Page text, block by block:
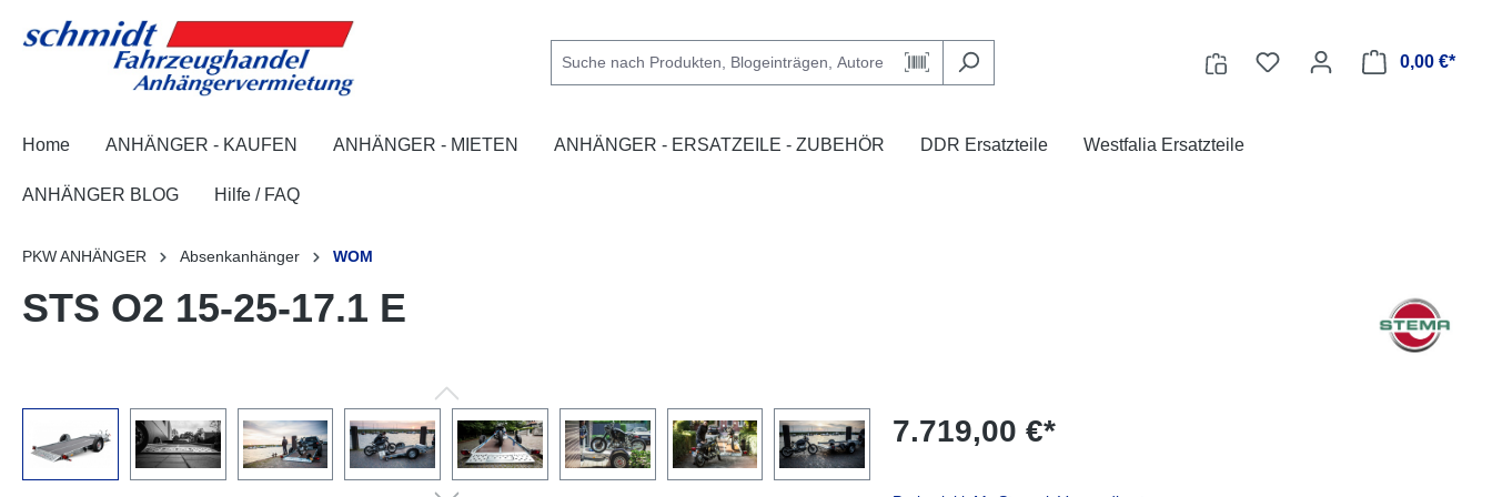
Zur Hauptnavigation springen
0,00 €*
Home ANHÄNGER - KAUFEN ANHÄNGER - MIETEN ANHÄNGER - ERSATZEILE - ZUBEHÖR DDR Ersatzteile Westfalia Ersatzteile
ANHÄNGER BLOG Hilfe / FAQ
PKW ANHÄNGER Absenkanhänger WOM
STS O2 15-25-17.1 E
Bildergalerie überspringen 7.719,00 €*